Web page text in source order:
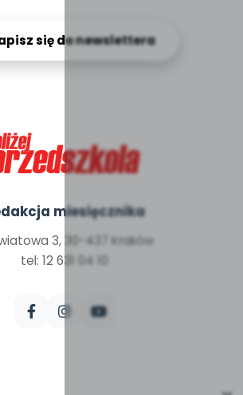
się do newslettera
miesięcznika
3, 30-437 Kraków
tel: 12 631 04 10